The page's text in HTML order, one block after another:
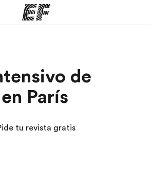
de
París
tu revista gratis